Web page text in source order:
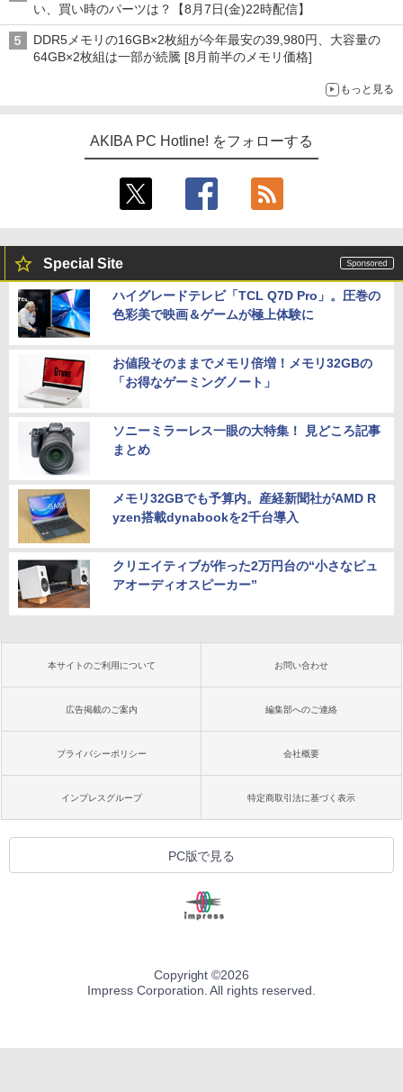
い、買い時のパーツは？【8月7日(金)22時配信】
DDR5メモリの16GB×2枚組が今年最安の39,980円、大容量の
64GB×2枚組は一部が続騰 [8月前半のメモリ価格]
もっと見る
AKIBA PC Hotline! をフォローする
Special Site
ハイグレードテレビ「TCL Q7D Pro」。圧巻の
色彩美で映画＆ゲームが極上体験に
お値段そのままでメモリ倍増！メモリ32GBの
「お得なゲーミングノート」
ソニーミラーレス一眼の大特集！ 見どころ記事
まとめ
メモリ32GBでも予算内。産経新聞社がAMD R
yzen搭載dynabookを2千台導入
クリエイティブが作った2万円台の“小さなピュ
アオーディオスピーカー”
本サイトのご利用について お問い合わせ
広告掲載のご案内 編集部へのご連絡
プライバシーポリシー 会社概要
インプレスグループ 特定商取引法に基づく表示
PC版で見る
Copyright ©2026
Impress Corporation. All rights reserved.